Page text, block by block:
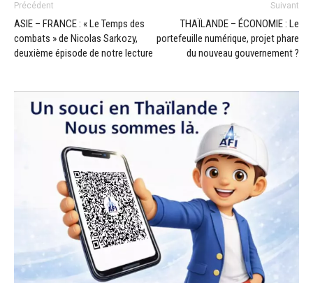
Précédent
ASIE – FRANCE : « Le Temps des
combats » de Nicolas Sarkozy,
deuxième épisode de notre lecture
Suivant
THAÏLANDE – ÉCONOMIE : Le
portefeuille numérique, projet phare
du nouveau gouvernement ?